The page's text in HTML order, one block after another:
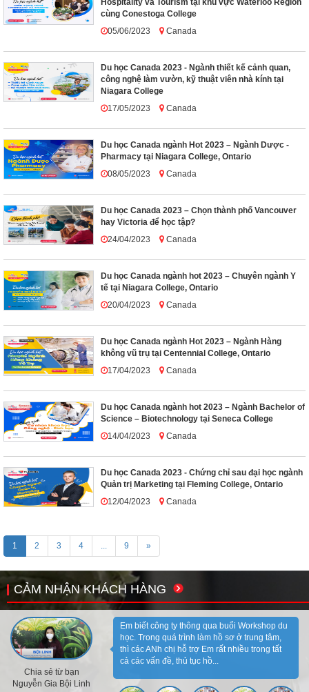
Hospitality và Tourism tại khu vực Waterloo Region
cùng Conestoga College
05/06/2023
Canada
Du học Canada 2023 - Ngành thiết kế cảnh quan,
công nghệ làm vườn, kỹ thuật viên nhà kính tại
Niagara College
17/05/2023
Canada
Du học Canada ngành Hot 2023 – Ngành Dược -
Pharmacy tại Niagara College, Ontario
08/05/2023
Canada
Du học Canada 2023 – Chọn thành phố Vancouver
hay Victoria để học tập?
24/04/2023
Canada
Du học Canada ngành hot 2023 – Chuyên ngành Y
tế tại Niagara College, Ontario
20/04/2023
Canada
Du học Canada ngành Hot 2023 – Ngành Hàng
không vũ trụ tại Centennial College, Ontario
17/04/2023
Canada
Du học Canada ngành hot 2023 – Ngành Bachelor of
Science – Biotechnology tại Seneca College
14/04/2023
Canada
Du học Canada 2023 - Chứng chỉ sau đại học ngành
Quản trị Marketing tại Fleming College, Ontario
12/04/2023
Canada
1 2 3 4 9 »
CẢM NHẬN KHÁCH HÀNG
Chia sẻ từ bạn
Nguyễn Gia Bội Linh
Em biết công ty thông qua buổi Workshop du
học. Trong quá trình làm hồ sơ ở trung tâm,
thì các ANh chị hỗ trợ Em rất nhiều trong tất
cả các vấn đề, thủ tục hồ...